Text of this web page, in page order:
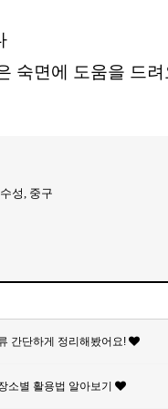
숙면에 도움을 드려
성, 중구
간단하게 정리해봤어요!
소별 활용법 알아보기